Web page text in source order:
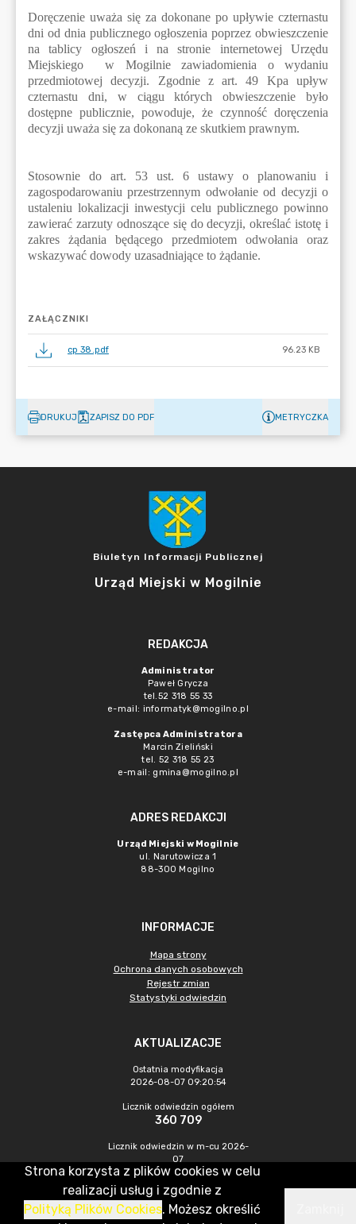
ZAŁĄCZNIKI
cp 38.pdf 96.23 KB
DRUKUJ ZAPISZ DO PDF METRYCZKA
Biuletyn Informacji Publicznej
Urząd Miejski w Mogilnie
REDAKCJA
Administrator
Paweł Grycza
tel.52 318 55 33
e-mail: informatyk@mogilno.pl
Zastępca Administratora
Marcin Zieliński
tel. 52 318 55 23
e-mail: gmina@mogilno.pl
ADRES REDAKCJI
Urząd Miejski w Mogilnie
ul. Narutowicza 1
88-300 Mogilno
INFORMACJE
Mapa strony
Ochrona danych osobowych
Rejestr zmian
Statystyki odwiedzin
AKTUALIZACJE
Ostatnia modyfikacja
2026-08-07 09:20:54
Licznik odwiedzin ogółem
360 709
Licznik odwiedzin w m-cu 2026-
07
1 354
CMS & Hosting: Nefeni Sp. z o.o.
Strona korzysta z plików cookies w celu
realizacji usług i zgodnie z
Polityką Plików Cookies. Możesz określić